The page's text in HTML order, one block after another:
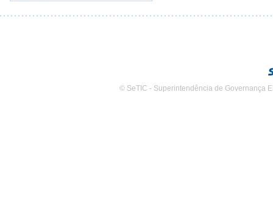
© SeTIC - Superintendência de Governança